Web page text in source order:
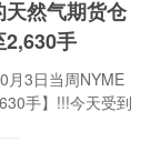
然气期货仓
2,630手
月3日当周NYME
手】!!!今天受到